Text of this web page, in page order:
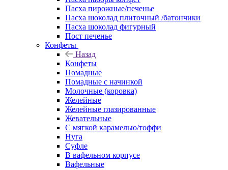
Пасха пирожные/печенье
Пасха шоколад плиточный /батончики
Пасха шоколад фигурный
Пост печенье
Конфеты
Назад
Конфеты
Помадные
Помадные с начинкой
Молочные (коровка)
Желейные
Желейные глазированные
Жевательные
С мягкой карамелью/тоффи
Нуга
Суфле
В вафельном корпусе
Вафельные